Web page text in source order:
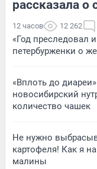
рассказала о
12 часов 12 262
«Год преследовал
петербурженки о
«Вплоть до
новосибирский
количество чашек
Не нужно
картофеля! Как я
малины